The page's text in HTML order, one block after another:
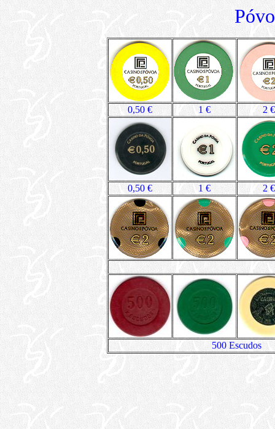
0,50 € 1 € 2 €
0,50 € 1 € 2 €
500 Escudos